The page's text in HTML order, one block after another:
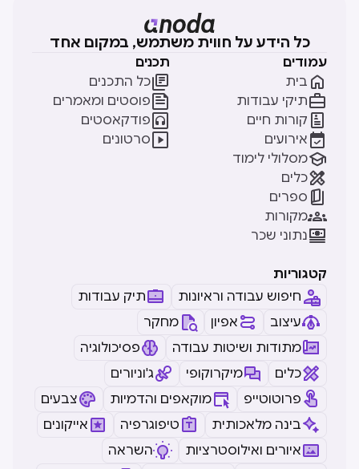
כל הידע על חווית משתמש, במקום אחד
עמודים
בית 
תיקי עבודות
קורות חיים 
אירועים 
מסלולי לימוד
כלים
ספרים 
מקורות
נתוני שכר
תכנים
כל התכנים
פוסטים ומאמרים
פודקאסטים
סרטונים
קטגוריות
חיפוש עבודה וראיונות
תיק עבודות
עיצוב
אפיון
מחקר
מתודות ושיטות עבודה
פסיכולוגיה
כלים
מיקרוקופי
ג'וניורים
פרוטוטייפ
מוקאפים והדמיות
צבעים
בינה מלאכותית
טיפוגרפיה
אייקונים
איורים ואילוסטרציות
השראה